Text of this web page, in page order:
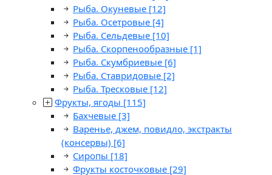
Рыба. Окуневые [12]
Рыба. Осетровые [4]
Рыба. Сельдевые [10]
Рыба. Скорпенообразные [1]
Рыба. Скумбриевые [6]
Рыба. Ставридовые [2]
Рыба. Тресковые [12]
Фрукты, ягоды [115]
Бахчевые [3]
Варенье, джем, повидло, экстракты
(консервы) [6]
Сиропы [18]
Фрукты косточковые [29]